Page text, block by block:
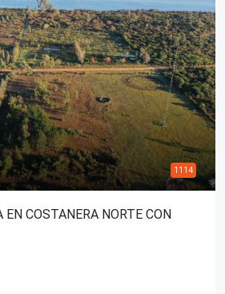
1114
EN COSTANERA NORTE CON